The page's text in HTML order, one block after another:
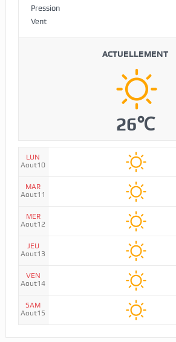
Pression
Vent
ACTUELLEMENT
26℃
LUN
Aout10
MAR
Aout11
MER
Aout12
JEU
Aout13
VEN
Aout14
SAM
Aout15